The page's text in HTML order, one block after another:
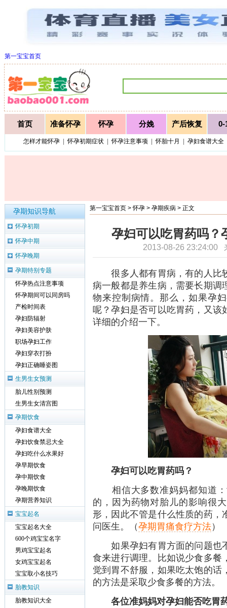
第一宝宝首页
首页 准备怀孕 怀孕 分娩 产后恢复 0-
怎样才能怀孕 |怀孕初期症状 |怀孕注意事项 |怀胎十月 孕妇食谱大全
第一宝宝首页 >怀孕 > 孕期疾病 > 正文
孕妇可以吃胃药吗？
2013-08-26 23:24:00
很多人都有胃病，有的人比
病一般都是养生病，需要长期调
物来控制病情。那么，如果孕
呢？孕妇是否可以吃胃药，又该
详细的介绍一下。
孕妇可以吃胃药吗？
相信大多数准妈妈都知道：
的，因为药物对胎儿的影响很
形，因此不管是什么性质的药，
问医生。（孕期胃痛食疗方法）
如果孕妇有胃方面的问题也
食来进行调理。比如说少食多餐
觉到胃不舒服，如果吃太饱的话
的方法是采取少食多餐的方法。
各位准妈妈对孕妇能否吃胃
孕期知识导航
怀孕初期
怀孕中期
怀孕晚期
孕期特别专题
怀孕热点注意事项
怀孕期间可以同房吗
产检时间表
孕妇防辐射
孕妇美容护肤
职场孕妇工作
孕妇穿衣打扮
孕妇正确睡姿图
生男生女预测
胎儿性别预测
生男生女清宫图
孕期饮食
孕妇食谱大全
孕妇饮食禁忌大全
孕妇吃什么水果好
孕早期饮食
孕中期饮食
孕晚期饮食
孕期营养知识
宝宝起名
宝宝起名大全
600个鸡宝宝名字
男鸡宝宝起名
女鸡宝宝起名
宝宝取小名技巧
胎教知识
胎教知识大全